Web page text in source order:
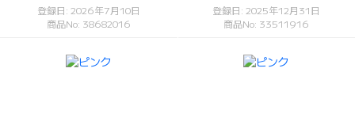
登録日: 2026年7月10日
商品No: 38682016
登録日: 2025年12月31日
商品No: 33511916